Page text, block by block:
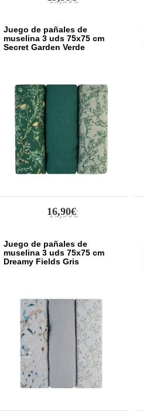
Juego de pañales de
muselina 3 uds 75x75 cm
Secret Garden Verde
16,90€
Juego de pañales de
muselina 3 uds 75x75 cm
Dreamy Fields Gris